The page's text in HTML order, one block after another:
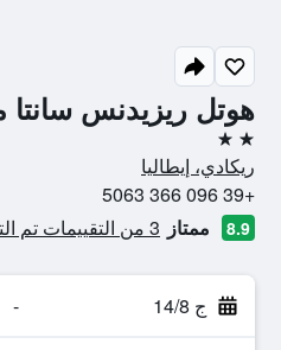
هوتل ريزيدنس سانتا
2 نجمتين
ريكادي، إيطاليا
+39 096 366 5063
8.9 ممتاز 3 من التقييمات تم التحقق منها
ج 14/8 -